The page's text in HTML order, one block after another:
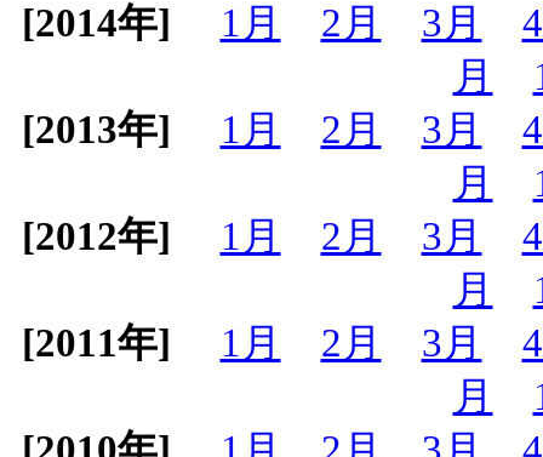
[2014年]
1月 2月 3月
月
[2013年]
1月 2月 3月
月
[2012年]
1月 2月 3月
月
[2011年]
1月 2月 3月
月